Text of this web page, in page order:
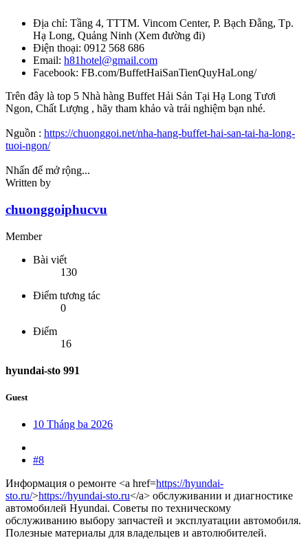
Địa chỉ: Tầng 4, TTTM. Vincom Center, P. Bạch Đằng, Tp.
Hạ Long, Quảng Ninh (Xem đường đi)
Điện thoại: 0912 568 686
Email: h81hotel@gmail.com
Facebook: FB.com/BuffetHaiSanTienQuyHaLong/
Trên đây là top 5 Nhà hàng Buffet Hải Sản Tại Hạ Long Tươi
Ngon, Chất Lượng , hãy tham khảo và trải nghiệm bạn nhé.
Nguồn : https://chuonggoi.net/nha-hang-buffet-hai-san-tai-ha-long-
tuoi-ngon/
Nhấn để mở rộng...
Written by
chuonggoiphucvu
Member
Bài viết
130
Điểm tương tác
0
Điểm
16
hyundai-sto 991
Guest
10 Tháng ba 2026
#8
Информация о ремонте <a href=https://hyundai-
sto.ru/>https://hyundai-sto.ru</a> обслуживании и диагностике
автомобилей Hyundai. Советы по техническому
обслуживанию выбору запчастей и эксплуатации автомобиля.
Полезные материалы для владельцев и автолюбителей.